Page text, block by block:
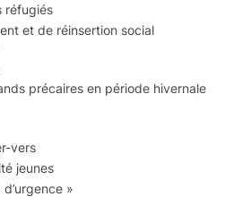
réfugiés
et de réinsertion social
précaires en période hivernale
vers
jeunes
»